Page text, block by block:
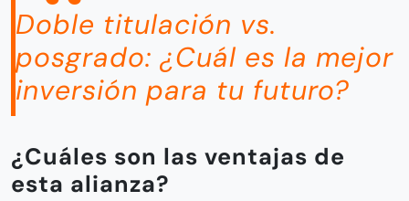
Doble titulación vs.
posgrado: ¿Cuál es la mejor
inversión para tu futuro?
¿Cuáles son las ventajas de
esta alianza?